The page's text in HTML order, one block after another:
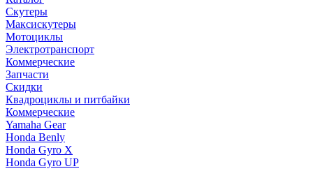
Скутеры
Максискутеры
Мотоциклы
Электротранспорт
Коммерческие
Запчасти
Скидки
Квадроциклы и питбайки
Коммерческие
Yamaha Gear
Honda Benly
Honda Gyro X
Honda Gyro UP